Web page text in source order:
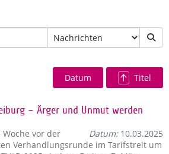
Datum Titel
– Ärger und Unmut werden
Datum:10.03.2025
Woche vor der
Verhandlungsrunde im Tarifstreit um